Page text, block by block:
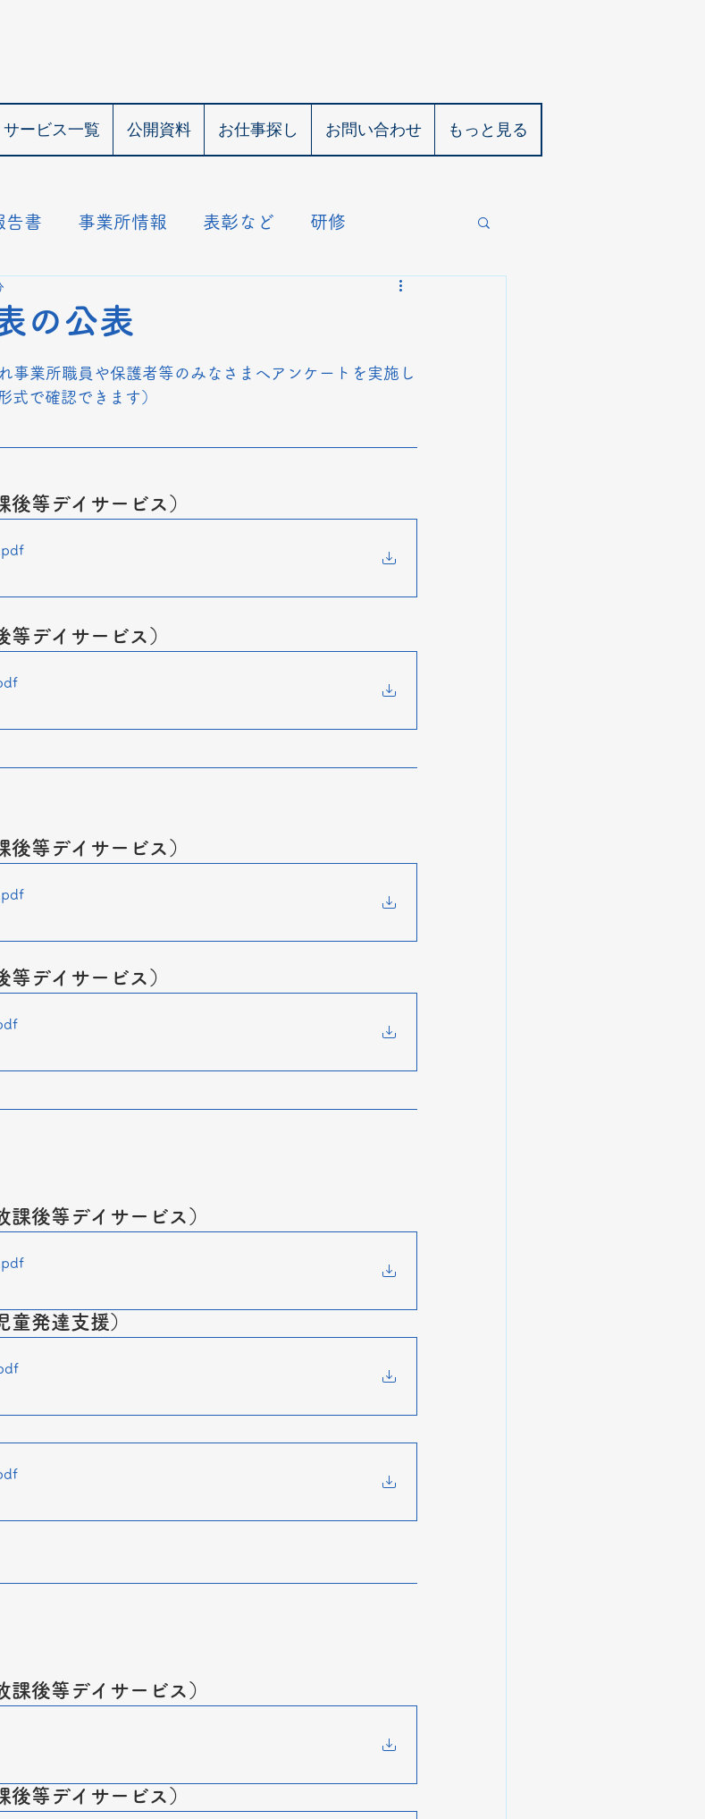
サービス一覧 公開資料 お仕事探し お問い合わせ もっと見る
告書 事業所情報 表彰など 研修
の公表
事業所職員や保護者等のみなさまへアンケートを実施し
式で確認できます）
等デイサービス）
.pdf
デイサービス）
等デイサービス）
.pdf
デイサービス）
課後等デイサービス）
.pdf
童発達支援）
課後等デイサービス）
後等デイサービス）